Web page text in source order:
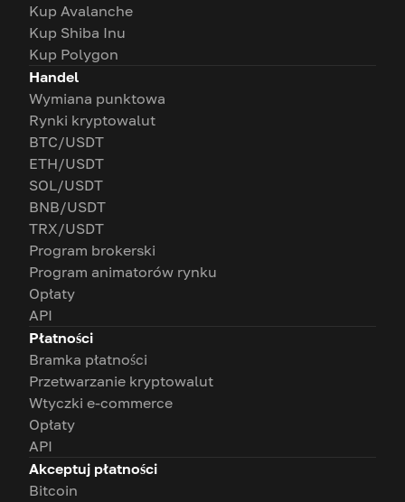
Kup Avalanche
Kup Shiba Inu
Kup Polygon
Handel
Wymiana punktowa
Rynki kryptowalut
BTC/USDT
ETH/USDT
SOL/USDT
BNB/USDT
TRX/USDT
Program brokerski
Program animatorów rynku
Opłaty
API
Płatności
Bramka płatności
Przetwarzanie kryptowalut
Wtyczki e-commerce
Opłaty
API
Akceptuj płatności
Bitcoin